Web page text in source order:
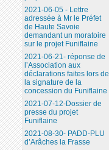
2021-06-05 - Lettre
adressée à Mr le Préfet
de Haute Savoie
demandant un moratoire
sur le projet Funiflaine
2021-06-21- réponse de
l’Association aux
déclarations faites lors de
la signature de la
concession du Funiflaine
2021-07-12-Dossier de
presse du projet
Funiflaine
2021-08-30- PADD-PLU
d’Arâches la Frasse